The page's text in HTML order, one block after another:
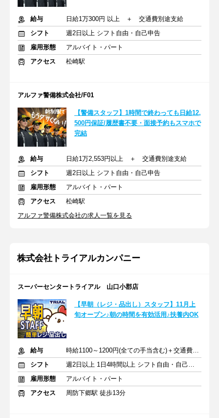
給与
日給1万300円 以上 ＋ 交通費別途支給
シフト
週2日以上 シフト自由・自己申告
雇用形態
アルバイト・パート
アクセス
松崎駅
アルファ警備株式会社/F01
【警備スタッフ】1時間で終わっても日給12,
500円保証/履歴書不要・面接予約もスマホで
完結
給与
日給1万2,553円以上 ＋ 交通費別途支給
シフト
週2日以上 シフト自由・自己申告
雇用形態
アルバイト・パート
アクセス
松崎駅
アルファ警備株式会社の求人一覧を見る
株式会社トライアルカンパニー
スーパーセンタートライアル 山口小郡店
【早朝（レジ・品出し）スタッフ】11月上
旬オープン♪朝の時間を有効活用♪扶養内OK
給与
時給1100～1200円(全ての手当含む)＋交通費(月3万円まで)
シフト
週2日以上 1日4時間以上 シフト自由・自己申告
雇用形態
アルバイト・パート
アクセス
周防下郷駅 徒歩13分